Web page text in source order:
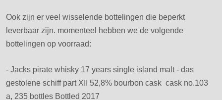
Ook zijn er veel wisselende bottelingen die beperkt
leverbaar zijn. momenteel hebben we de volgende
bottelingen op voorraad:
- Jacks pirate whisky 17 years single island malt - das
gestolene schiff part XII 52,8% bourbon cask cask no.103
a, 235 bottles Bottled 2017